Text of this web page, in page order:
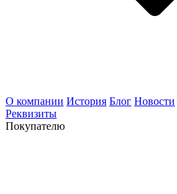
О компании История Блог Новости
Реквизиты
Покупателю